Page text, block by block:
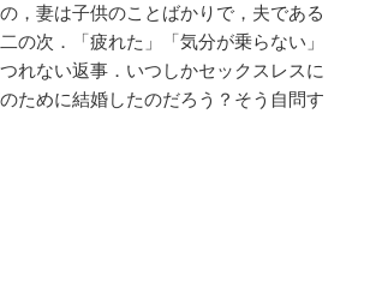
，妻は子供のことばかりで，夫である
の次．「疲れた」「気分が乗らない」
れない返事．いつしかセックスレスに
ために結婚したのだろう？そう自問す